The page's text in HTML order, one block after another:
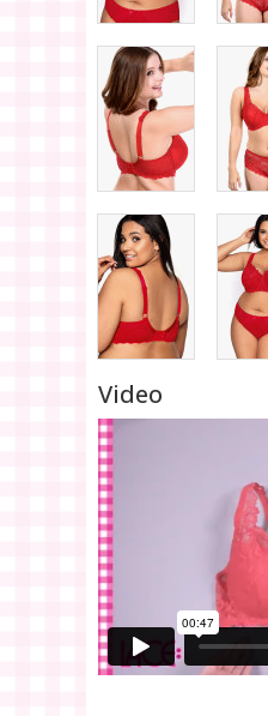
Video